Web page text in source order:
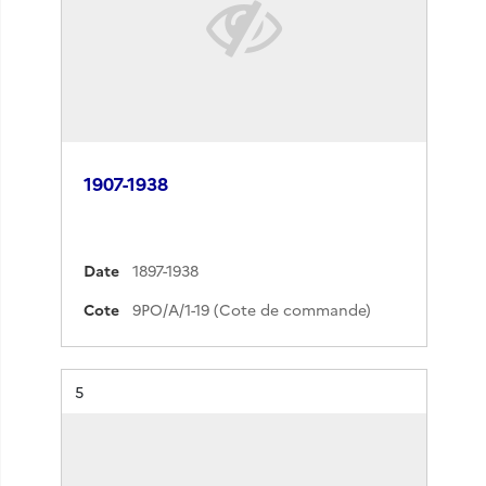
1907-1938
Date
1897-1938
Cote
9PO/A/1-19 (Cote de commande)
Résultat n°
5